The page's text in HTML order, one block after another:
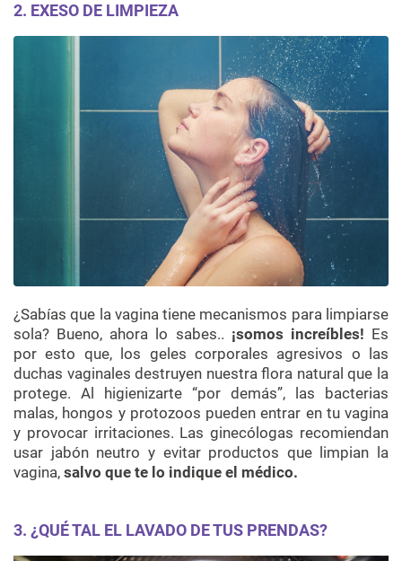
2. EXESO DE LIMPIEZA
¿Sabías que la vagina tiene mecanismos para limpiarse
sola? Bueno, ahora lo sabes.. ¡somos increíbles! Es
por esto que, los geles corporales agresivos o las
duchas vaginales destruyen nuestra flora natural que la
protege. Al higienizarte “por demás”, las bacterias
malas, hongos y protozoos pueden entrar en tu vagina
y provocar irritaciones. Las ginecólogas recomiendan
usar jabón neutro y evitar productos que limpian la
vagina, salvo que te lo indique el médico.
3. ¿QUÉ TAL EL LAVADO DE TUS PRENDAS?